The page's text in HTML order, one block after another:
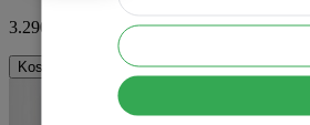
3.290 Ft
ÁFA nélkül: 2.591 Ft
Kosárba